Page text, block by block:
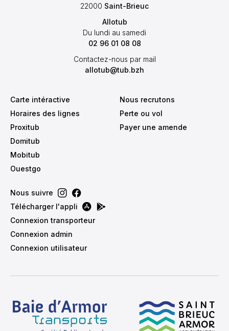
22000 Saint-Brieuc
Allotub
Du lundi au samedi
02 96 01 08 08
Contactez-nous par mail
allotub@tub.bzh
Carte intéractive
Horaires des lignes
Proxitub
Domitub
Mobitub
Ouestgo
Nous recrutons
Perte ou vol
Payer une amende
Nous suivre
Télécharger l'appli
Connexion transporteur
Connexion admin
Connexion utilisateur